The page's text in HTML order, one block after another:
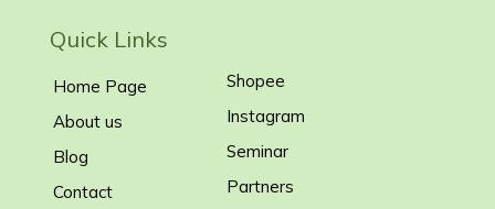
Quick Links
Home Page
About us
Blog
Contact
Shopee
Instagram
Seminar
Partners